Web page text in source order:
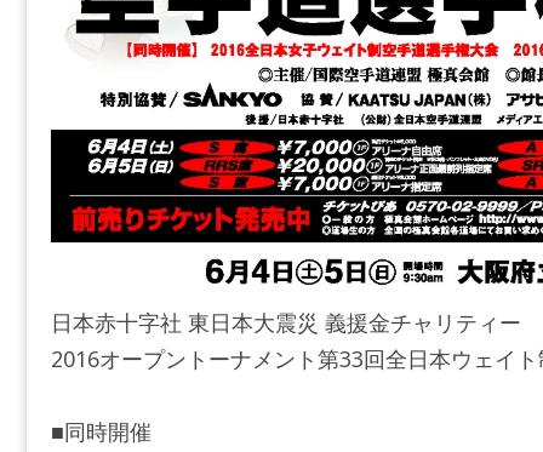
日本赤十字社 東日本大震災 義援金チャリティー
2016オープントーナメント第33回全日本ウェイ
■同時開催